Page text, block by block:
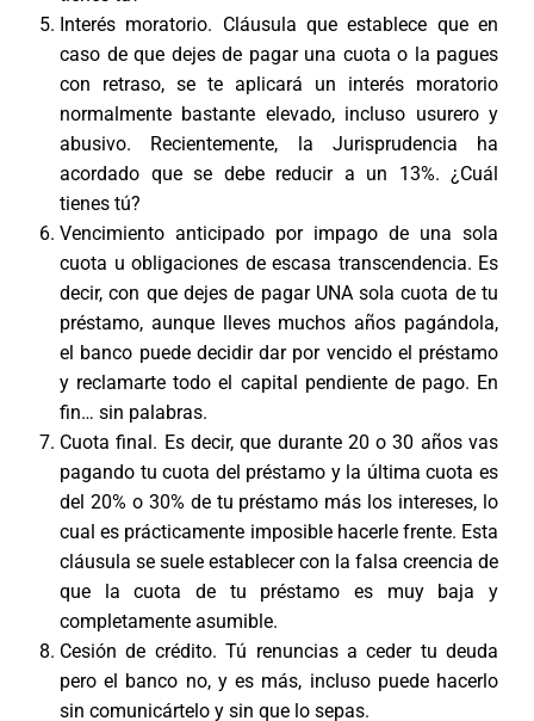
Interés moratorio. Cláusula que establece que en
caso de que dejes de pagar una cuota o la pagues
con retraso, se te aplicará un interés moratorio
normalmente bastante elevado, incluso usurero y
abusivo. Recientemente, la Jurisprudencia ha
acordado que se debe reducir a un 13%. ¿Cuál
tienes tú?
Vencimiento anticipado por impago de una sola
cuota u obligaciones de escasa transcendencia. Es
decir, con que dejes de pagar UNA sola cuota de tu
préstamo, aunque lleves muchos años pagándola,
el banco puede decidir dar por vencido el préstamo
y reclamarte todo el capital pendiente de pago. En
fin… sin palabras.
Cuota final. Es decir, que durante 20 o 30 años vas
pagando tu cuota del préstamo y la última cuota es
del 20% o 30% de tu préstamo más los intereses, lo
cual es prácticamente imposible hacerle frente. Esta
cláusula se suele establecer con la falsa creencia de
que la cuota de tu préstamo es muy baja y
completamente asumible.
Cesión de crédito. Tú renuncias a ceder tu deuda
pero el banco no, y es más, incluso puede hacerlo
sin comunicártelo y sin que lo sepas.